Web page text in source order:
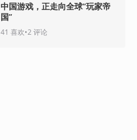
中国游戏，正走向全球“玩家帝
国”
41 喜欢•2 评论